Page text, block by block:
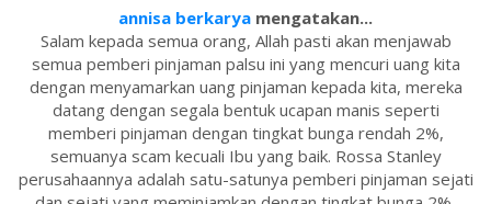
annisa berkarya mengatakan...
Salam kepada semua orang, Allah pasti akan menjawab
semua pemberi pinjaman palsu ini yang mencuri uang kita
dengan menyamarkan uang pinjaman kepada kita, mereka
datang dengan segala bentuk ucapan manis seperti
memberi pinjaman dengan tingkat bunga rendah 2%,
semuanya scam kecuali Ibu yang baik. Rossa Stanley
perusahaannya adalah satu-satunya pemberi pinjaman sejati